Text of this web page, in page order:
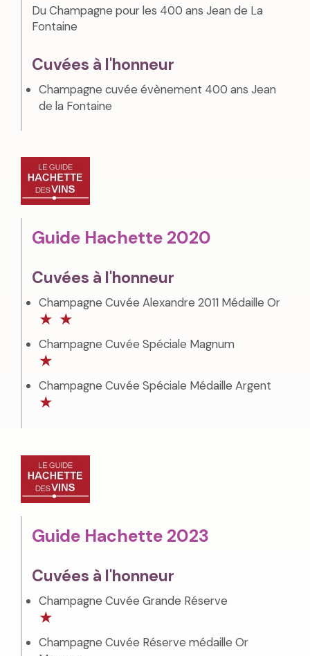
Du Champagne pour les 400 ans Jean de La
Fontaine
Cuvées à l'honneur
Champagne cuvée évènement 400 ans Jean
de la Fontaine
Guide Hachette 2020
Cuvées à l'honneur
Champagne Cuvée Alexandre 2011 Médaille Or
★ ★
Champagne Cuvée Spéciale Magnum
★
Champagne Cuvée Spéciale Médaille Argent
★
Guide Hachette 2023
Cuvées à l'honneur
Champagne Cuvée Grande Réserve
★
Champagne Cuvée Réserve médaille Or